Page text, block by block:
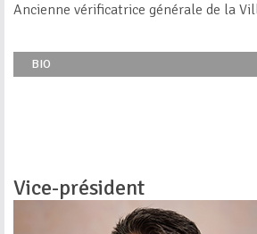
Ancienne vérificatrice générale de la
BIO
Vice-président